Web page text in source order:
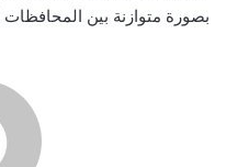
بصورة متوازنة بين المحافظات